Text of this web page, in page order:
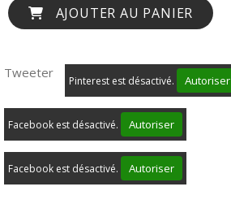
AJOUTER AU PANIER
Tweeter
Pinterest est désactivé. Autoriser
Facebook est désactivé. Autoriser
Facebook est désactivé. Autoriser